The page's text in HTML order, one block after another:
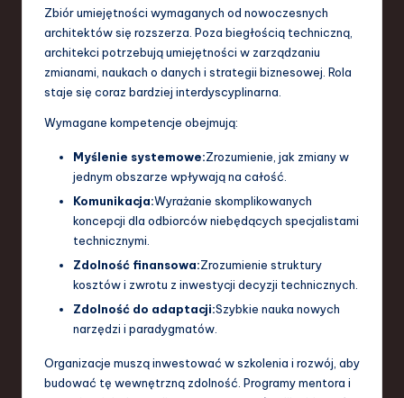
Zbiór umiejętności wymaganych od nowoczesnych
architektów się rozszerza. Poza biegłością techniczną,
architekci potrzebują umiejętności w zarządzaniu
zmianami, naukach o danych i strategii biznesowej. Rola
staje się coraz bardziej interdyscyplinarna.
Wymagane kompetencje obejmują:
Myślenie systemowe:Zrozumienie, jak zmiany w
jednym obszarze wpływają na całość.
Komunikacja:Wyrażanie skomplikowanych
koncepcji dla odbiorców niebędących specjalistami
technicznymi.
Zdolność finansowa:Zrozumienie struktury
kosztów i zwrotu z inwestycji decyzji technicznych.
Zdolność do adaptacji:Szybkie nauka nowych
narzędzi i paradygmatów.
Organizacje muszą inwestować w szkolenia i rozwój, aby
budować tę wewnętrzną zdolność. Programy mentora i